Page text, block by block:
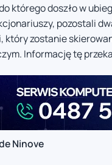
którego doszło w
pozostali
który zostanie
Informację tę
Ninove